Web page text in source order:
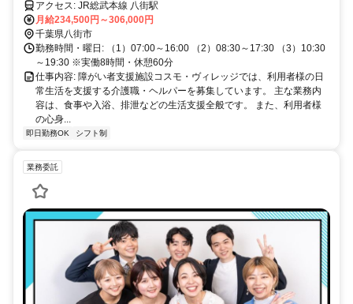
アクセス: JR総武本線 八街駅
月給234,500円～306,000円
千葉県八街市
勤務時間・曜日: （1）07:00～16:00 （2）08:30～17:30 （3）10:30
～19:30 ※実働8時間・休憩60分
仕事内容: 障がい者支援施設コスモ・ヴィレッジでは、利用者様の日
常生活を支援する介護職・ヘルパーを募集しています。 主な業務内
容は、食事や入浴、排泄などの生活支援全般です。 また、利用者様
の心身...
即日勤務OK シフト制
業務委託